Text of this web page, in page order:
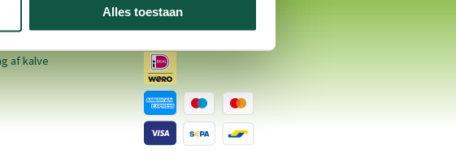
Alles toestaan
kalve
af kalve